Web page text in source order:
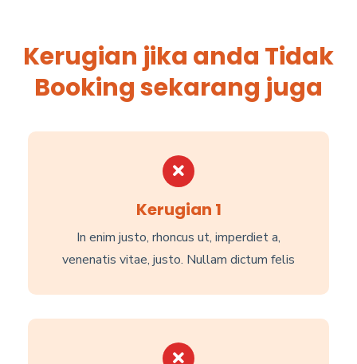
Kerugian jika anda Tidak
Booking sekarang juga
Kerugian 1
In enim justo, rhoncus ut, imperdiet a,
venenatis vitae, justo. Nullam dictum felis